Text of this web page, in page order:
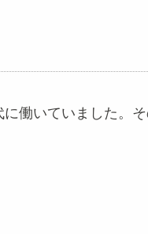
働いていました。